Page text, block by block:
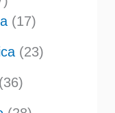
(17)
(23)